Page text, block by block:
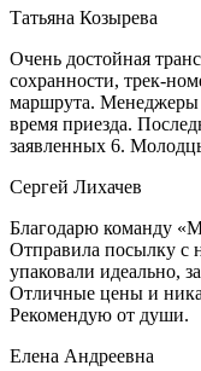
Татьяна Козырева
Очень достойная
сохранности, трек-
маршрута. Менеджеры
время приезда.
заявленных 6.
Сергей Лихачев
Благодарю команду
Отправила посылку с
упаковали идеально,
Отличные цены и
Рекомендую от души.
Елена Андреевна